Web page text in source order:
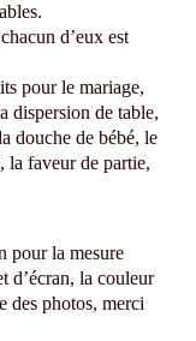
d’eux est
pour le mariage,
dispersion de table,
douche de bébé, le
la faveur de partie,
pour la mesure
d’écran, la couleur
des photos, merci